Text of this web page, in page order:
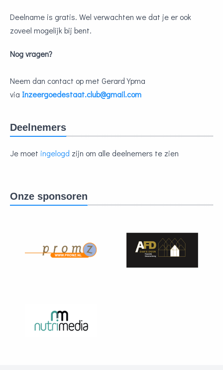
Deelname is gratis. Wel verwachten we dat je er ook
zoveel mogelijk bij bent.
Nog vragen?
Neem dan contact op met Gerard Ypma
via Inzeergoedestaat.club@gmail.com
Deelnemers
Je moet ingelogd zijn om alle deelnemers te zien
Onze sponsoren